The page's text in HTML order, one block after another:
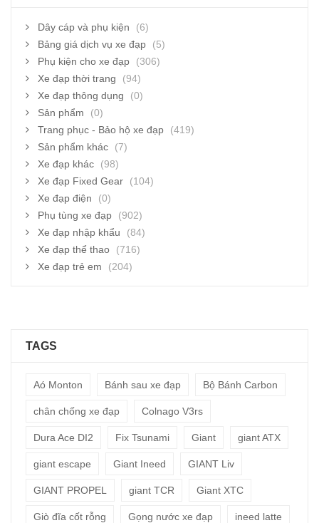
Dây cáp và phụ kiện
(6)
Bảng giá dịch vụ xe đạp
(5)
Phụ kiện cho xe đạp
(306)
Xe đạp thời trang
(94)
Xe đạp thông dụng
(0)
Sản phẩm
(0)
Trang phục - Bảo hộ xe đạp
(419)
Sản phẩm khác
(7)
Xe đạp khác
(98)
Xe đạp Fixed Gear
(104)
Xe đạp điện
(0)
Phụ tùng xe đạp
(902)
Xe đạp nhập khẩu
(84)
Xe đạp thể thao
(716)
Xe đạp trẻ em
(204)
TAGS
Aó Monton Bánh sau xe đạp Bộ Bánh Carbon
chân chống xe đạp Colnago V3rs
Dura Ace DI2 Fix Tsunami Giant giant ATX
giant escape Giant Ineed GIANT Liv
GIANT PROPEL giant TCR Giant XTC
Giò đĩa cốt rỗng Gọng nước xe đạp ineed latte